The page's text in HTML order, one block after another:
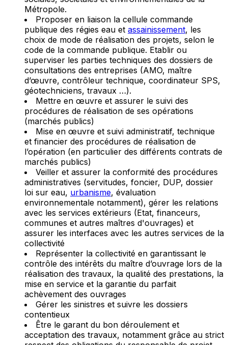
Métropole.
Proposer en liaison la cellule commande
publique des régies eau et assainissement, les
choix de mode de réalisation des projets, selon le
code de la commande publique. Etablir ou
superviser les parties techniques des dossiers de
consultations des entreprises (AMO, maître
d’œuvre, contrôleur technique, coordinateur SPS,
géotechniciens, travaux …).
Mettre en œuvre et assurer le suivi des
procédures de réalisation de ses opérations
(marchés publics)
Mise en œuvre et suivi administratif, technique
et financier des procédures de réalisation de
l’opération (en particulier des différents contrats de
marchés publics)
Veiller et assurer la conformité des procédures
administratives (servitudes, foncier, DUP, dossier
loi sur eau, urbanisme, évaluation
environnementale notamment), gérer les relations
avec les services extérieurs (Etat, financeurs,
communes et autres maîtres d'ouvrages) et
assurer les interfaces avec les autres services de la
collectivité
Représenter la collectivité en garantissant le
contrôle des intérêts du maître d’ouvrage lors de la
réalisation des travaux, la qualité des prestations, la
mise en service et la garantie du parfait
achèvement des ouvrages
Gérer les sinistres et suivre les dossiers
contentieux
Être le garant du bon déroulement et
acceptation des travaux, notamment grâce au strict